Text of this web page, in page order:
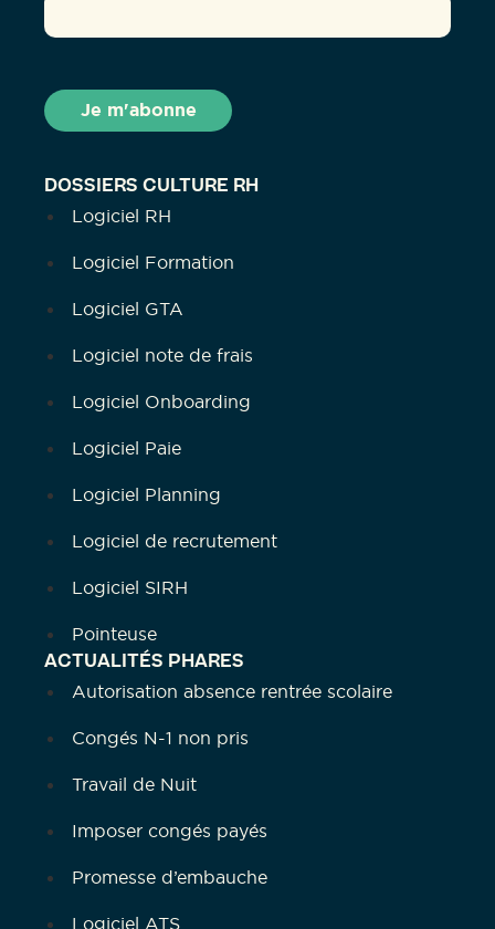
DOSSIERS CULTURE RH
Logiciel RH
Logiciel Formation
Logiciel GTA
Logiciel note de frais
Logiciel Onboarding
Logiciel Paie
Logiciel Planning
Logiciel de recrutement
Logiciel SIRH
Pointeuse
ACTUALITÉS PHARES
Autorisation absence rentrée scolaire
Congés N-1 non pris
Travail de Nuit
Imposer congés payés
Promesse d’embauche
Logiciel ATS